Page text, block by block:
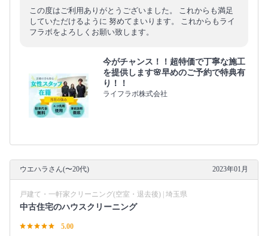
この度はご利用ありがとうございました。 これからも満足
していただけるように 努めてまいります。 これからもライ
フラボをよろしくお願い致します。
今がチャンス！！超特価で丁寧な施工
を提供します🌸早めのご予約で特典有
り！！
ライフラボ株式会社
ウエハラさん(〜20代) 2023年01月
戸建て・一軒家クリーニング(空室・退去後) | 埼玉県
中古住宅のハウスクリーニング
5.00